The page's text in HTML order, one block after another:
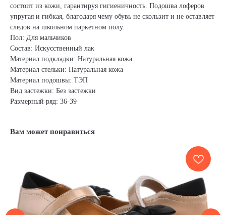
состоит из кожи, гарантируя гигиеничность. Подошва лоферов
упругая и гибкая, благодаря чему обувь не скользит и не оставляет
следов на школьном паркетном полу.
Пол: Для мальчиков
Состав: Искусственный лак
Материал подкладки: Натуральная кожа
Материал стельки: Натуральная кожа
Материал подошвы: ТЭП
Вид застежки: Без застежки
Размерный ряд: 36-39
Вам может понравиться